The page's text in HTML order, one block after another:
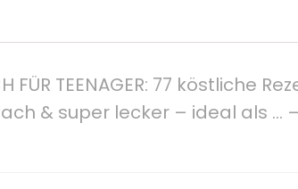
FÜR TEENAGER: 77
& super lecker – ideal als …